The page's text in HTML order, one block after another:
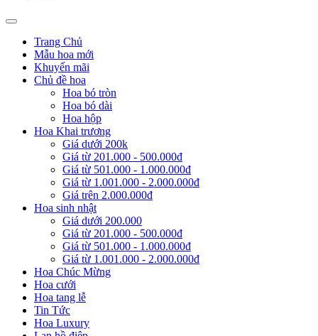
Trang Chủ
Mẫu hoa mới
Khuyến mãi
Chủ đề hoa
Hoa bó tròn
Hoa bó dài
Hoa hộp
Hoa Khai trương
Giá dưới 200k
Giá từ 201.000 - 500.000đ
Giá từ 501.000 - 1.000.000đ
Giá từ 1.001.000 - 2.000.000đ
Giá trên 2.000.000đ
Hoa sinh nhật
Giá dưới 200.000
Giá từ 201.000 - 500.000đ
Giá từ 501.000 - 1.000.000đ
Giá từ 1.001.000 - 2.000.000đ
Hoa Chúc Mừng
Hoa cưới
Hoa tang lễ
Tin Tức
Hoa Luxury